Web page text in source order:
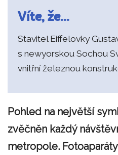
Víte, že...
Stavitel Eiffelovky
s newyorskou Sochou
vnitřní železnou
Pohled na největší
zvěčněn každý
metropole.